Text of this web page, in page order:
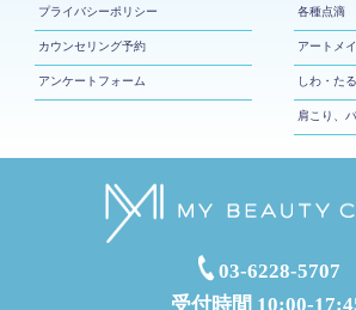
プライバシーポリシー
カウンセリング予約
アンケートフォーム
各種点滴
アートメ
しわ・た
肩こり、
03-6228-5707
受付時間 10:00-